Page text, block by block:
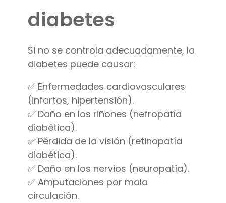
diabetes
Si no se controla adecuadamente, la
diabetes puede causar:
✅ Enfermedades cardiovasculares
(infartos, hipertensión).
✅ Daño en los riñones (nefropatía
diabética).
✅ Pérdida de la visión (retinopatía
diabética).
✅ Daño en los nervios (neuropatía).
✅ Amputaciones por mala
circulación.